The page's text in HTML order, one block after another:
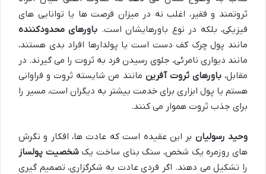
ثروتمند و فقیر، اغلب نه در میزان فرصت ها یا توانایی های
فیزیکی، بلکه در نوع باورهایشان است. باورهای محدودکننده
مانند پول چرک کف دست است یا پولدارها افراد بدی هستند،
مانند دیواری نامرئی، جلوی رسیدن فرد به ثروت را می گیرند. در
مقابل،باورهای ثروت آفرین مانند من شایسته ثروت و فراوانی
هستم یا پول ابزاری برای خدمت بیشتر به دیگران است، مسیر را
برای جذب ثروت هموار می کنند.
وحید رسولیان بر این عقیده است که عادت ها، افکار و نگرش
های روزمره یک شخص، سنگ بنای ساخت یکشخصیت پولساز
را تشکیل می دهند. اگر فردی عادت به شکرگزاری، تصمیم گیری